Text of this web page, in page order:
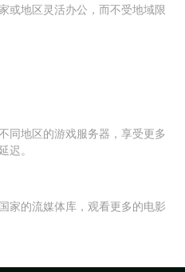
或地区灵活办公，而不受地域限
同地区的游戏服务器，享受更多
迟。
家的流媒体库，观看更多的电影